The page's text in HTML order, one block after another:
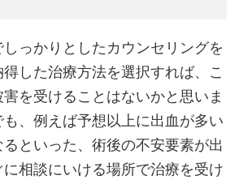
っかりとしたカウンセリングを
した治療方法を選択すれば、こ
を受けることはないかと思いま
、例えば予想以上に出血が多い
といった、術後の不安要素が出
相談にいける場所で治療を受け